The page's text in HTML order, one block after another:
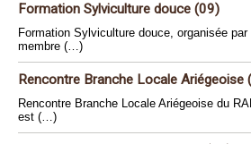
Formation Sylviculture douce (09)
Formation Sylviculture douce, organisée
membre (…)
Rencontre Branche Locale Ariégeoise
Rencontre Branche Locale Ariégeoise du
est (…)